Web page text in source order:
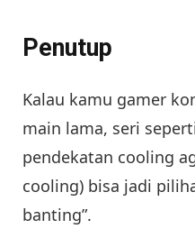
Penutup
Kalau kamu gamer
main lama, seri
pendekatan cooling
cooling) bisa jadi
banting”.